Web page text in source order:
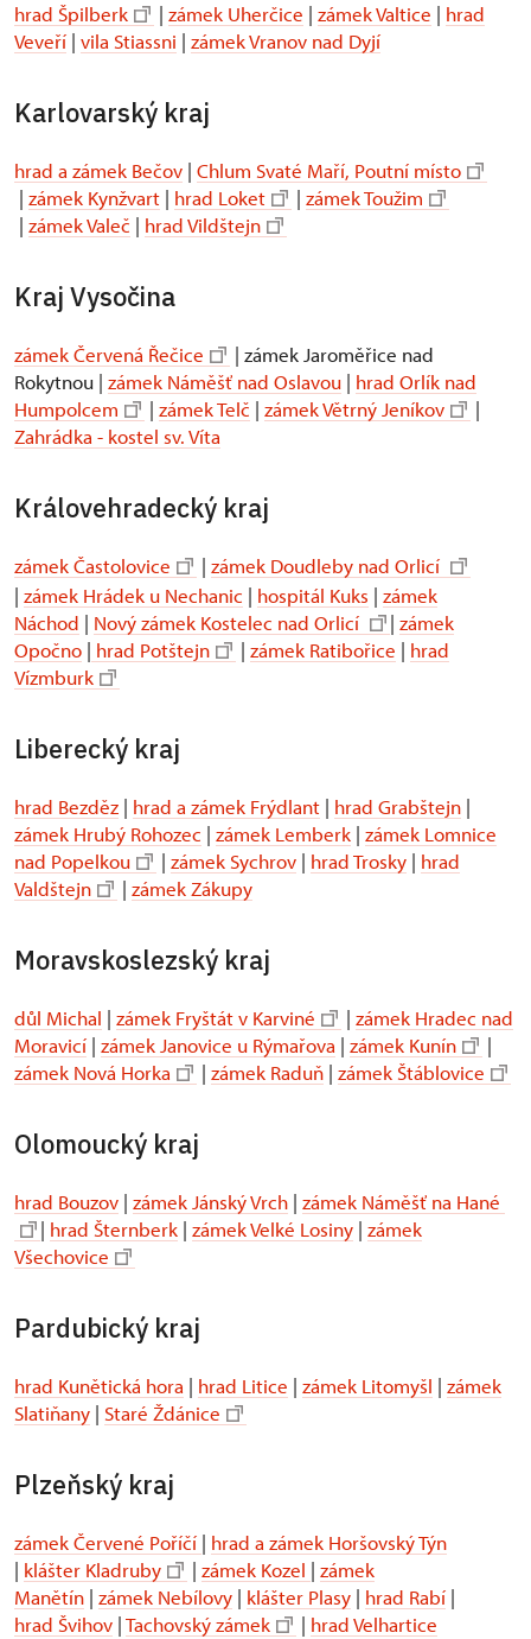
hrad Špilberk | zámek Uherčice | zámek Valtice | hrad
Veveří | vila Stiassni | zámek Vranov nad Dyjí
Karlovarský kraj
hrad a zámek Bečov | Chlum Svaté Maří, Poutní místo
| zámek Kynžvart | hrad Loket | zámek Toužim
| zámek Valeč | hrad Vildštejn
Kraj Vysočina
zámek Červená Řečice
| zámek Jaroměřice nad
Rokytnou | zámek Náměšť nad Oslavou | hrad Orlík nad
Humpolcem
| zámek Telč | zámek Větrný Jeníkov
|
Zahrádka - kostel sv. Víta
Královehradecký kraj
zámek Častolovice | zámek Doudleby nad Orlicí
| zámek Hrádek u Nechanic | hospitál Kuks | zámek
Náchod | Nový zámek Kostelec nad Orlicí | zámek
Opočno | hrad Potštejn | zámek Ratibořice | hrad
Vízmburk
Liberecký kraj
hrad Bezděz | hrad a zámek Frýdlant | hrad Grabštejn |
zámek Hrubý Rohozec | zámek Lemberk | zámek Lomnice
nad Popelkou
| zámek Sychrov | hrad Trosky | hrad
Valdštejn
| zámek Zákupy
Moravskoslezský kraj
důl Michal | zámek Fryštát v Karviné | zámek Hradec nad
Moravicí | zámek Janovice u Rýmařova | zámek Kunín
|
zámek Nová Horka
| zámek Raduň | zámek Štáblovice
Olomoucký kraj
hrad Bouzov | zámek Jánský Vrch | zámek Náměšť na Hané
| hrad Šternberk | zámek Velké Losiny | zámek
Všechovice
Pardubický kraj
hrad Kunětická hora | hrad Litice | zámek Litomyšl | zámek
Slatiňany | Staré Ždánice
Plzeňský kraj
zámek Červené Poříčí | hrad a zámek Horšovský Týn
| klášter Kladruby | zámek Kozel | zámek
Manětín | zámek Nebílovy | klášter Plasy | hrad Rabí |
hrad Švihov |Tachovský zámek | hrad Velhartice